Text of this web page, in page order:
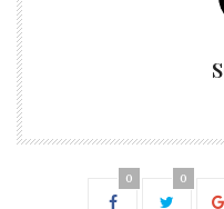
0 0